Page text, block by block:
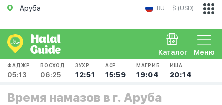
Аруба RU $ (USD)
Меню
Каталог
ФАДЖР
05:13
ВОСХОД
06:25
ЗУХР
12:51
АСР
15:59
МАГРИБ
19:04
ИША
20:14
Время намазов в г. Аруба